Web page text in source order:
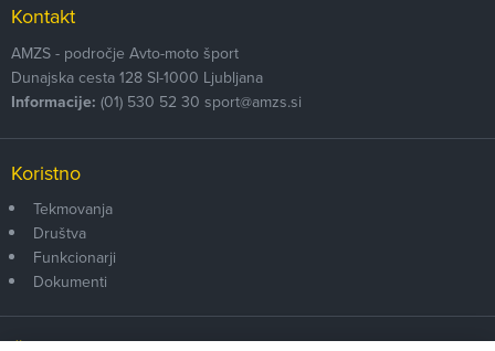
Kontakt
AMZS - področje Avto-moto šport
Dunajska cesta 128 SI-1000 Ljubljana
Informacije: (01) 530 52 30 sport@amzs.si
Koristno
Tekmovanja
Društva
Funkcionarji
Dokumenti